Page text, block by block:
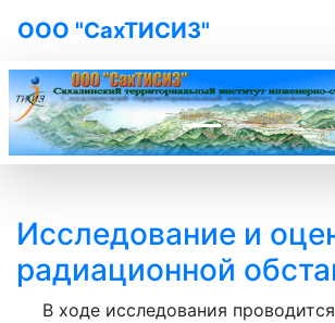
ООО "СахТИСИЗ"
Previous
Исследование и
радиационной
В ходе исследования